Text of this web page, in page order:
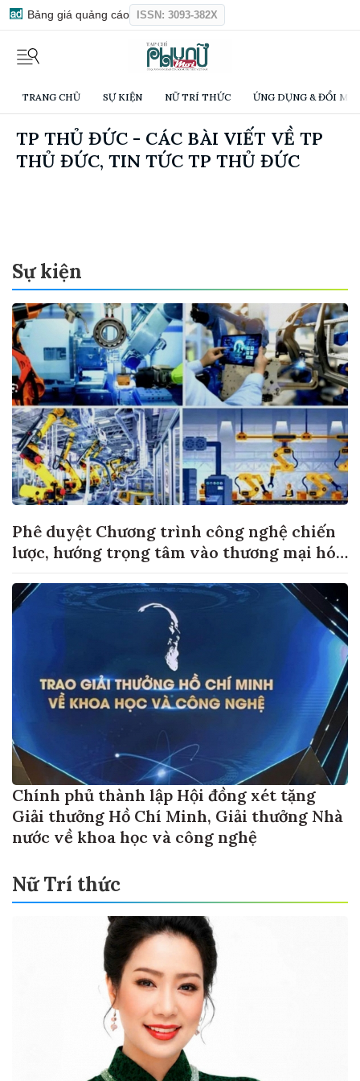
Bảng giá quảng cáo ISSN: 3093-382X
TRANG CHỦ SỰ KIỆN NỮ TRÍ THỨC ỨNG DỤNG & ĐỔI
TP THỦ ĐỨC - CÁC BÀI VIẾT VỀ TP
THỦ ĐỨC, TIN TỨC TP THỦ ĐỨC
Sự kiện
Phê duyệt Chương trình công nghệ chiến
lược, hướng trọng tâm vào thương mại hóa
Chính phủ thành lập Hội đồng xét tặng
Giải thưởng Hồ Chí Minh, Giải thưởng Nhà
nước về khoa học và công nghệ
Nữ Trí thức